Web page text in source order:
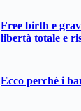
Free birth e
libertà totale e
Ecco perché i